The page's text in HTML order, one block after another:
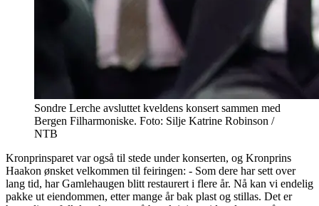
Sondre Lerche avsluttet kveldens konsert sammen med
Bergen Filharmoniske. Foto: Silje Katrine Robinson /
NTB
Kronprinsparet var også til stede under konserten, og Kronprins
Haakon ønsket velkommen til feiringen: - Som dere har sett over
lang tid, har Gamlehaugen blitt restaurert i flere år. Nå kan vi endelig
pakke ut eiendommen, etter mange år bak plast og stillas. Det er